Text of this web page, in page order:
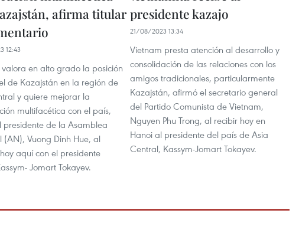
afirma titular
12:43
en alto grado la posición
de Kazajstán en la región de
y quiere mejorar la
multifacética con el país,
presidente de la Asamblea
(AN), Vuong Dinh Hue, al
aquí con el presidente
Jomart Tokayev.
presidente kazajo
21/08/2023 13:34
Vietnam presta atención al desarrollo y
consolidación de las relaciones con los
amigos tradicionales, particularmente
Kazajstán, afirmó el secretario general
del Partido Comunista de Vietnam,
Nguyen Phu Trong, al recibir hoy en
Hanoi al presidente del país de Asia
Central, Kassym-Jomart Tokayev.